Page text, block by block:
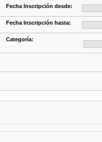
Fecha Inscripción desde:
Fecha Inscripción hasta:
Categoría: